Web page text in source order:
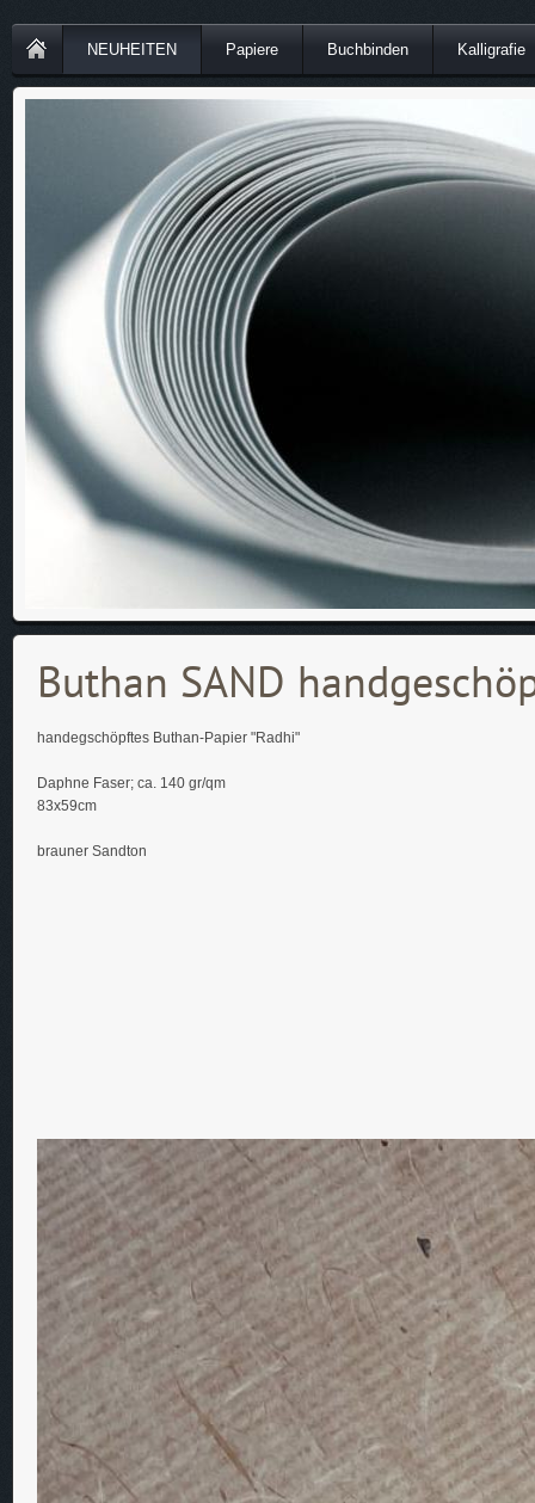
NEUHEITEN Papiere Buchbinden Kalligrafie
Buthan SAND
handegschöpftes Buthan-Papier "Radhi"
Daphne Faser; ca. 140 gr/qm
83x59cm
brauner Sandton